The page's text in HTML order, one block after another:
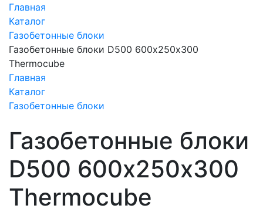
Главная
Каталог
Газобетонные блоки
Газобетонные блоки D500 600х250х300
Thermocube
Главная
Каталог
Газобетонные блоки
Газобетонные блоки
D500 600х250х300
Thermocube